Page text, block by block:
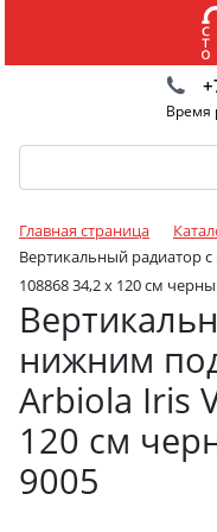
Время
Главная страница
Вертикальный радиатор
108868 34,2 х 120 см
нижним
Arbiola Iris
120 см
9005